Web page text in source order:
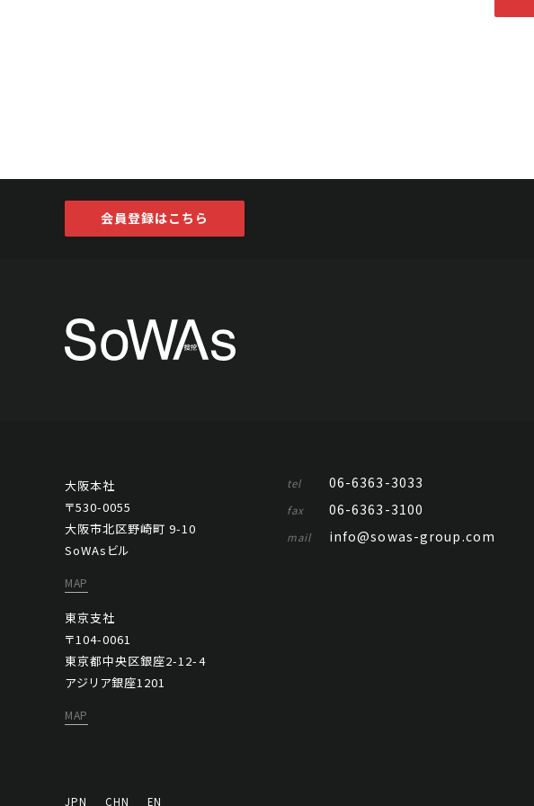
会員登録はこちら
大阪本社
〒530-0055
大阪市北区野崎町 9-10
SoWAsビル
MAP
東京支社
〒104-0061
東京都中央区銀座2-12-4
アジリア銀座1201
MAP
tel 06-6363-3033
fax 06-6363-3100
mail info@sowas-group.com
JPN CHN EN